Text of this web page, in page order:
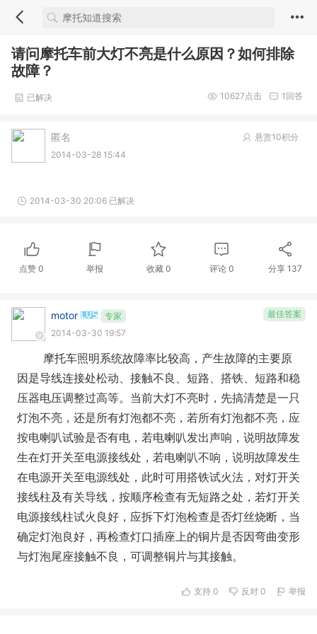
请问摩托车前大灯不亮是什么原因？如何排除
故障？
已解决 1 回答
10627点击
悬赏10积分
匿名
2014-03-28 15:44
2014-03-30 20:06 已解决
点赞0 举报 收藏 0 评论0 分享137
最佳答案
motor
专家
2014-03-30 19:57
摩托车照明系统故障率比较高，产生故障的主要原
因是导线连接处松动、接触不良、短路、搭铁、短路和稳
压器电压调整过高等。当前大灯不亮时，先搞清楚是一只
灯泡不亮，还是所有灯泡都不亮，若所有灯泡都不亮，应
按电喇叭试验是否有电，若电喇叭发出声响，说明故障发
生在灯开关至电源接线处，若电喇叭不响，说明故障发生
在电源开关至电源线处，此时可用搭铁试火法，对灯开关
接线柱及有关导线，按顺序检查有无短路之处，若灯开关
电源接线柱试火良好，应拆下灯泡检查是否灯丝烧断，当
确定灯泡良好，再检查灯口插座上的铜片是否因弯曲变形
与灯泡尾座接触不良，可调整铜片与其接触。
支持 0 反对 0 举报